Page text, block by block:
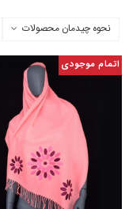
نحوه چیدمان محصولات
اتمام موجودی